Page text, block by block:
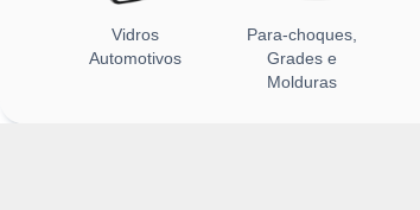
Vidros
Automotivos
Para-choques,
Grades e
Molduras